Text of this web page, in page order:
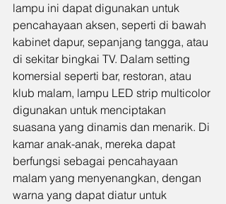
lampu ini dapat digunakan untuk
pencahayaan aksen, seperti di bawah
kabinet dapur, sepanjang tangga, atau
di sekitar bingkai TV. Dalam setting
komersial seperti bar, restoran, atau
klub malam, lampu LED strip multicolor
digunakan untuk menciptakan
suasana yang dinamis dan menarik. Di
kamar anak-anak, mereka dapat
berfungsi sebagai pencahayaan
malam yang menyenangkan, dengan
warna yang dapat diatur untuk